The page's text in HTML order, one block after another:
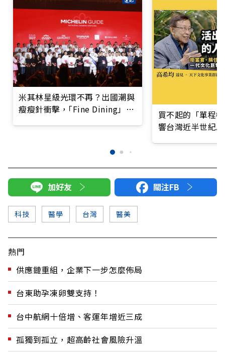
米其林星級光環不再？出國潮與
瘦瘦針衝擊，｢Fine Dining」迎
買不起的「單程
響台灣近半世紀
加好友 關注FB
科技 醫學 台灣 醫美
熱門
供應鏈重組，企業下一步怎麼佈局
台東助孕凍卵雙支持！
台中航網十倍增、客運年增近三成
孤獨到孤立，超高齡社會風險升溫